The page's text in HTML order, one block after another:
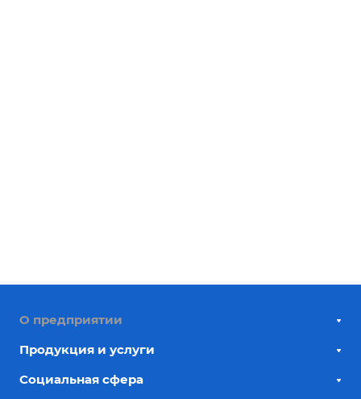
О предприятии
Продукция и услуги
Социальная сфера